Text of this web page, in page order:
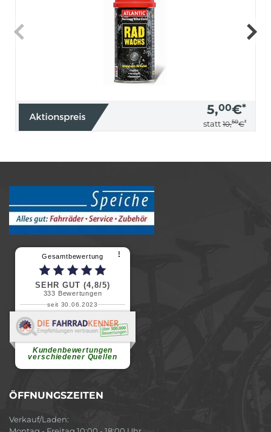
5,00€*
statt 10,50€*
Gesamtbewertung ⠇
SEHR GUT (4,8/5)
333 Bewertungen
seit 30.06.2023
Kundenbewertungen
verschiedener Quellen
Renate H.
Vielen Dank für ein herzliches
ÖFFNUNGSZEITEN
Verkauf/Laden: